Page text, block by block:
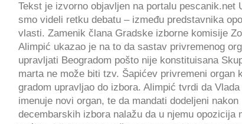
Tekst je izvorno objavljen na portalu pescanik.net
smo videli retku debatu – između predstavnika
vlasti. Zamenik člana Gradske izborne komisije
Alimpić ukazao je na to da sastav privremenog
upravljati Beogradom pošto nije konstituisana
marta ne može biti tzv. Šapićev privremeni organ
gradom upravljao do izbora. Alimpić tvrdi da Vlada
imenuje novi organ, te da mandati dodeljeni nakon
decembarskih izbora nalažu da u njemu opozicija